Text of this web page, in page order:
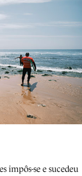
impôs-se e sucedeu